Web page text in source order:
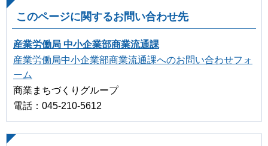
このページに関するお問い合わせ先
産業労働局 中小企業部商業流通課
産業労働局中小企業部商業流通課へのお問い合わせフォ
ーム
商業まちづくりグループ
電話：045-210-5612